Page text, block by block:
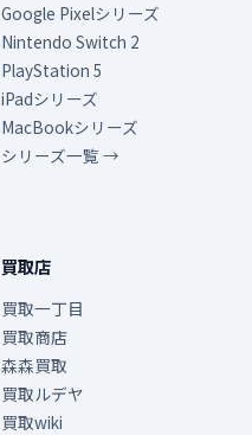
Google Pixelシリーズ
Nintendo Switch 2
PlayStation 5
iPadシリーズ
MacBookシリーズ
シリーズ一覧 →
買取店
買取一丁目
買取商店
森森買取
買取ルデヤ
買取wiki